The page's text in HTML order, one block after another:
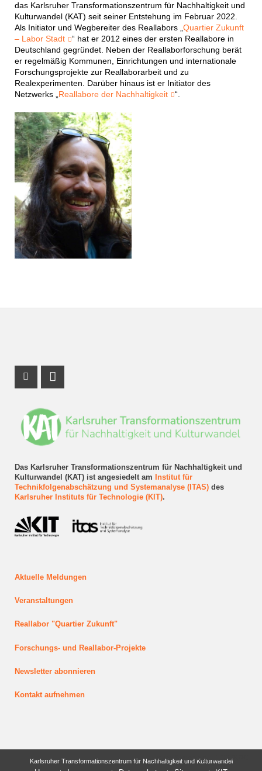
das Karlsruher Transformationszentrum für Nachhaltigkeit und
Kulturwandel (KAT) seit seiner Entstehung im Februar 2022.
Als Initiator und Wegbereiter des Reallabors „ Quartier Zukunft
– Labor Stadt
“ hat er 2012 eines der ersten Reallabore in
Deutschland gegründet. Neben der Reallaborforschung berät
er regelmäßig Kommunen, Einrichtungen und internationale
Forschungsprojekte zur Reallaborarbeit und zu
Realexperimenten. Darüber hinaus ist er Initiator des
Netzwerks „ Reallabore der Nachhaltigkeit “.
Das Karlsruher Transformationszentrum für Nachhaltigkeit und
Kulturwandel (KAT) ist angesiedelt am
Institut für
Technikfolgenabschätzung und Systemanalyse (ITAS)des
Karlsruher Instituts für Technologie (KIT).
Aktuelle Meldungen
Veranstaltungen
Reallabor "Quartier Zukunft"
Forschungs- und Reallabor-Projekte
Newsletter abonnieren
Kontakt aufnehmen
Instagram Profil
LinkedIn Profil
letzte Änderung: 11.06.2026
Karlsruher Transformationszentrum für Nachhaltigkeit und Kulturwandel